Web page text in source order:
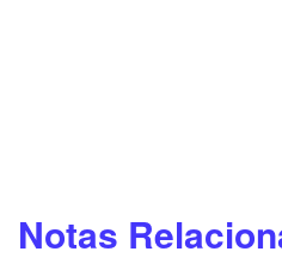
Notas